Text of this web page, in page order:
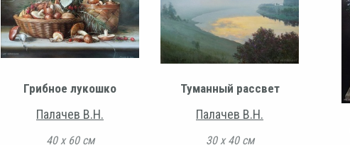
Грибное лукошко
Палачев В.Н.
40 х 60 см
Туманный рассвет
Палачев В.Н.
30 х 40 см